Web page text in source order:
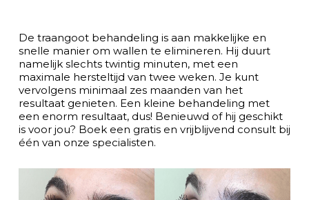
De traangoot behandeling is aan makkelijke en
snelle manier om wallen te elimineren. Hij duurt
namelijk slechts twintig minuten, met een
maximale hersteltijd van twee weken. Je kunt
vervolgens minimaal zes maanden van het
resultaat genieten. Een kleine behandeling met
een enorm resultaat, dus! Benieuwd of hij geschikt
is voor jou? Boek een gratis en vrijblijvend consult bij
één van onze specialisten.